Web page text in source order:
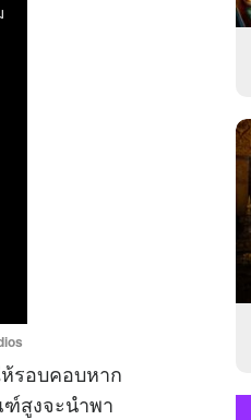
รอบคอบหาก
ฑ์สูงจะนำพา